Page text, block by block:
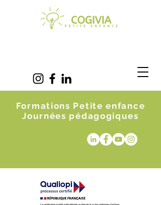
Formations Petite enfance
Journées pédagogiques